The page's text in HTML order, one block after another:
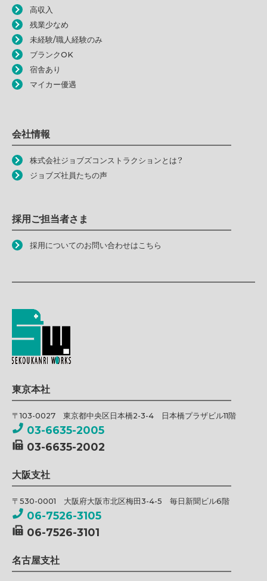
高収入
残業少なめ
未経験/職人経験のみ
ブランクOK
宿舎あり
マイカー優遇
会社情報
株式会社ジョブズコンストラクションとは？
ジョブズ社員たちの声
採用ご担当者さま
採用についてのお問い合わせはこちら
東京本社
〒103-0027 東京都中央区日本橋2-3-4 日本橋プラザビル11階
03-6635-2005
03-6635-2002
大阪支社
〒530-0001 大阪府大阪市北区梅田3-4-5 毎日新聞ビル6階
06-7526-3105
06-7526-3101
名古屋支社